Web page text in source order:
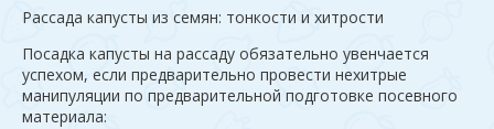
Рассада капусты из семян: тонкости и хитрости
Посадка капусты на рассаду обязательно увенчается
успехом, если предварительно провести нехитрые
манипуляции по предварительной подготовке посевного
материала: